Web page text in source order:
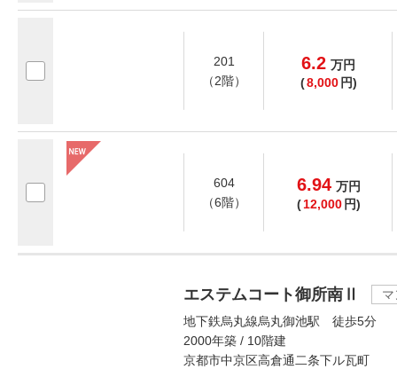
201
（2階）
6.2 万円
(8,000 円)
604
（6階）
6.94 万円
( 12,000 円)
エステムコート御所南Ⅱ
地下鉄烏丸線烏丸御池駅 徒歩5分
2000年築 / 10階建
京都市中京区高倉通二条下ル瓦町